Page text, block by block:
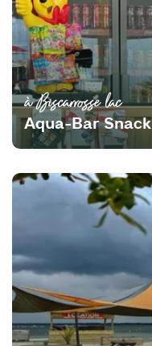
à Biscarrosse lac
Aqua-Bar Snack